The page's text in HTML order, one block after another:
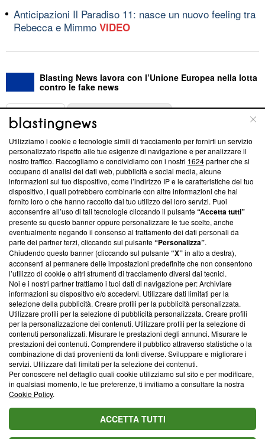
Anticipazioni Il Paradiso 11: nasce un nuovo feeling tra
Rebecca e Mimmo VIDEO
Blasting News lavora con l’Unione Europea nella lotta
contro le fake news
ABOUT
Questa sezione offre informazioni trasparenti su Blasting
News, sui nostri processi editoriali e su come ci impegniamo a
creare news di qualità. Inoltre, afferma la nostra aderenza a
‘Trust Project - News with Integrity’Blasting News non è
ancora membro del programma, ma ha richiesto di farne
parte; Trust Project non ha ancora effettuato una verifica di
conformità agli standard.
Su di noi
Team editoriale
Corporate
Redazione
Informativa Privacy
Cookie Policy
Blasting SA, IDI CHE-247.845.224, Via Carlo Frasca, 3 - 6900
Lugano (Svizzera) Tel:+39 0690258937
© 2026 Blasting News
Utilizziamo i cookie e tecnologie simili di tracciamento per fornirti un servizio
personalizzato rispetto alle tue esigenze di navigazione e per analizzare il
nostro traffico. Raccogliamo e condividiamo con i nostri 1624partner che si
occupano di analisi dei dati web, pubblicità e social media, alcune
informazioni sul tuo dispositivo, come l’indirizzo IP e le caratteristiche del tuo
dispositivo, i quali potrebbero combinarle con altre informazioni che hai
fornito loro o che hanno raccolto dal tuo utilizzo dei loro servizi. Puoi
acconsentire all’uso di tali tecnologie cliccando il pulsante“Accetta tutti”
presente su questo banner oppure personalizzare le tue scelte, anche
eventualmente negando il consenso al trattamento dei dati personali da
parte dei partner terzi, cliccando sul pulsante“Personalizza”.
Chiudendo questo banner (cliccando sul pulsante“X”in alto a destra),
acconsenti al permanere delle impostazioni predefinite che non consentono
l’utilizzo di cookie o altri strumenti di tracciamento diversi dai tecnici.
Noi e i nostri partner trattiamo i tuoi dati di navigazione per: Archiviare
informazioni su dispositivo e/o accedervi. Utilizzare dati limitati per la
selezione della pubblicità. Creare profili per la pubblicità personalizzata.
Utilizzare profili per la selezione di pubblicità personalizzata. Creare profili
per la personalizzazione dei contenuti. Utilizzare profili per la selezione di
contenuti personalizzati. Misurare le prestazioni degli annunci. Misurare le
prestazioni dei contenuti. Comprendere il pubblico attraverso statistiche o la
combinazione di dati provenienti da fonti diverse. Sviluppare e migliorare i
servizi. Utilizzare dati limitati per la selezione dei contenuti.
Per conoscere nel dettaglio quali cookie utilizziamo sul sito e per modificare,
in qualsiasi momento, le tue preferenze, ti invitiamo a consultare la nostra
Cookie Policy.
ACCETTA TUTTI